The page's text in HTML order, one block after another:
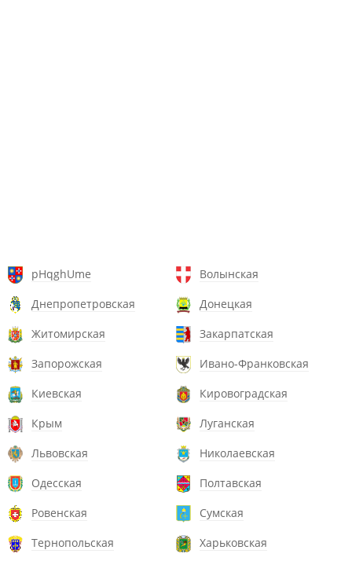
pHqghUme
Волынская
Днепропетровская
Донецкая
Житомирская
Закарпатская
Запорожская
Ивано-Франковская
Киевская
Кировоградская
Крым
Луганская
Львовская
Николаевская
Одесская
Полтавская
Ровенская
Сумская
Тернопольская
Харьковская